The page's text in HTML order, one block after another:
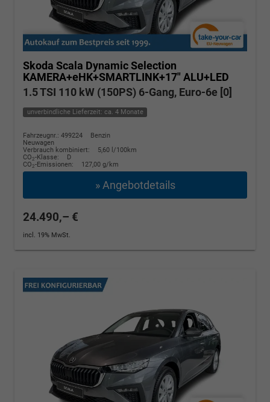
Skoda Scala Dynamic Selection
KAMERA+eHK+SMARTLINK+17" ALU+LED
1.5 TSI 110 kW (150PS) 6-Gang, Euro-6e [0]
unverbindliche Lieferzeit: ca. 4 Monate
Fahrzeugnr.: 499224
Benzin
Neuwagen
Verbrauch kombiniert:
5,60 l/100km
CO2-Klasse:
D
CO2-Emissionen: 127,00 g/km
» Angebotdetails
24.490,– €
incl. 19% MwSt.